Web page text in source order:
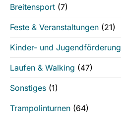
Breitensport (7)
Feste & Veranstaltungen (21)
Kinder- und Jugendförderung
Laufen & Walking (47)
Sonstiges (1)
Trampolinturnen (64)